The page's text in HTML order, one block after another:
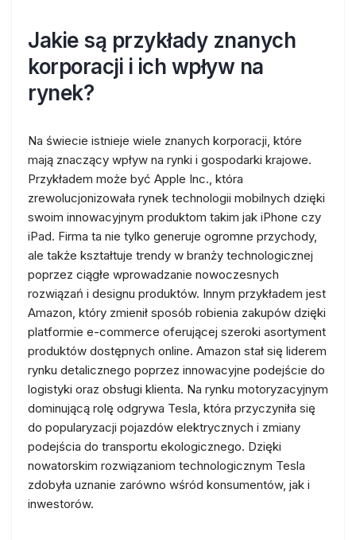
Jakie są przykłady znanych
korporacji i ich wpływ na
rynek?
Na świecie istnieje wiele znanych korporacji, które
mają znaczący wpływ na rynki i gospodarki krajowe.
Przykładem może być Apple Inc., która
zrewolucjonizowała rynek technologii mobilnych dzięki
swoim innowacyjnym produktom takim jak iPhone czy
iPad. Firma ta nie tylko generuje ogromne przychody,
ale także kształtuje trendy w branży technologicznej
poprzez ciągłe wprowadzanie nowoczesnych
rozwiązań i designu produktów. Innym przykładem jest
Amazon, który zmienił sposób robienia zakupów dzięki
platformie e-commerce oferującej szeroki asortyment
produktów dostępnych online. Amazon stał się liderem
rynku detalicznego poprzez innowacyjne podejście do
logistyki oraz obsługi klienta. Na rynku motoryzacyjnym
dominującą rolę odgrywa Tesla, która przyczyniła się
do popularyzacji pojazdów elektrycznych i zmiany
podejścia do transportu ekologicznego. Dzięki
nowatorskim rozwiązaniom technologicznym Tesla
zdobyła uznanie zarówno wśród konsumentów, jak i
inwestorów.